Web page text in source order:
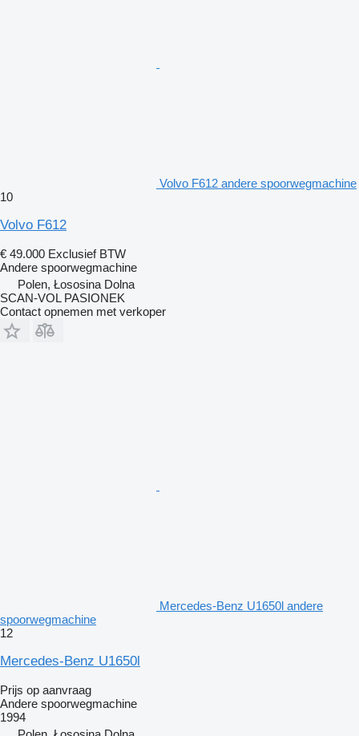
Volvo F612 andere spoorwegmachine
10
Volvo F612
€ 49.000 Exclusief BTW
Andere spoorwegmachine
Polen, Łososina Dolna
SCAN-VOL PASIONEK
Contact opnemen met verkoper
Mercedes-Benz U1650l andere
spoorwegmachine
12
Mercedes-Benz U1650l
Prijs op aanvraag
Andere spoorwegmachine
1994